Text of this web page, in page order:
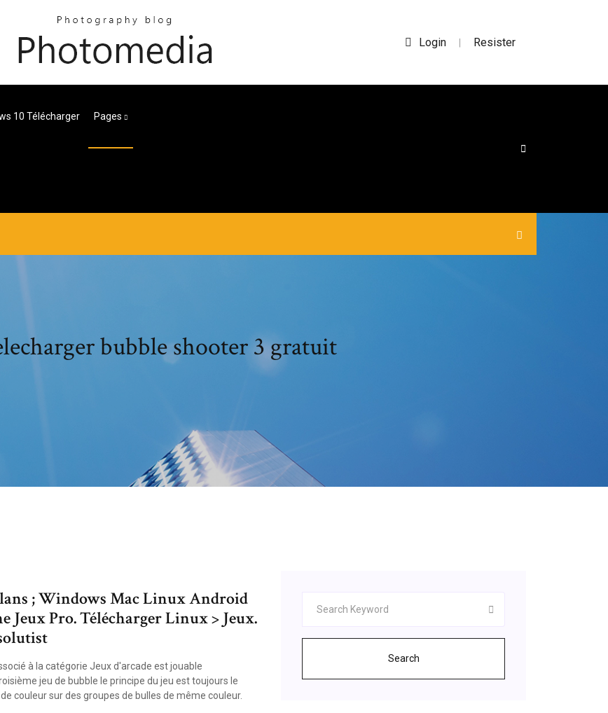
Login | Resister
10 Télécharger Pages
bubble shooter 3 gratuit
; Windows Mac Linux Android
Jeux Pro. Télécharger Linux > Jeux.
à la catégorie Jeux d'arcade est jouable
jeu de bubble le principe du jeu est toujours le
couleur sur des groupes de bulles de même couleur.
Search